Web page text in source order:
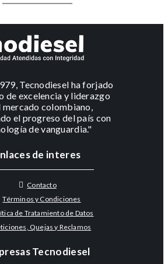
Tecnodiesel ha forjado
de excelencia y liderazgo
mercado colombiano,
el progreso del país con
de vanguardia."
de interes
Contacto
Términos y Condiciones
de Tratamiento de Datos
Quejas y Reclamos
Tecnodiesel